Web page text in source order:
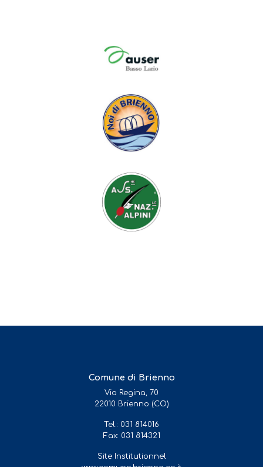
Comune di Brienno
Via Regina, 70
22010 Brienno (CO)
Tel.: 031 814016
Fax: 031 814321
Site Institutionnel